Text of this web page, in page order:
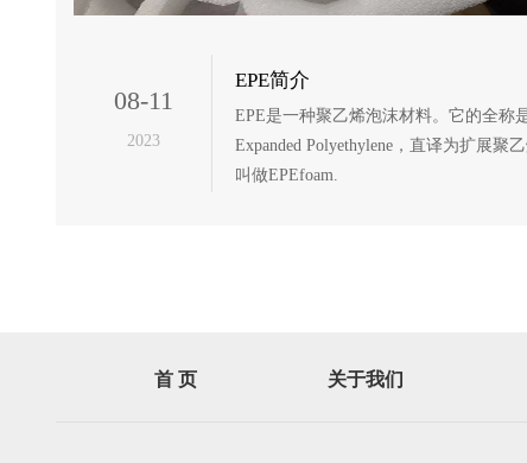
08-11
2023
EPE简介
EPE是一种聚乙烯泡沫材料。它的全称
Expanded Polyethylene，直译为扩展聚
叫做EPEfoam.
首 页 关于我们